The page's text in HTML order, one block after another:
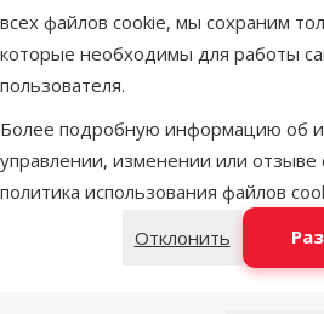
всех файлов cookie, мы сохраним
которые необходимы для работы
пользователя.
Более подробную информацию об
управлении, изменении или отзыве
политика использования файлов
Отклонить
Оценка 60%
Оценка 20%